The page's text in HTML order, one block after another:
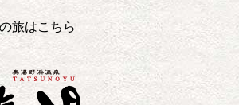
旅はこちら